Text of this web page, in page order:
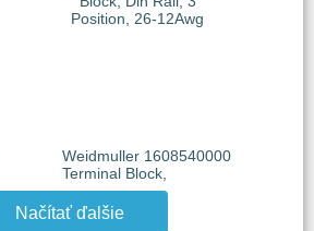
Weidmuller 1608540000
Terminal Block,
Načítať ďalšie